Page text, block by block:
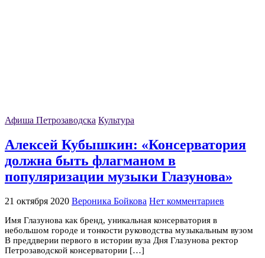
Афиша Петрозаводска Культура
Алексей Кубышкин: «Консерватория
должна быть флагманом в
популяризации музыки Глазунова»
21 октября 2020 Вероника Бойкова Нет комментариев
Имя Глазунова как бренд, уникальная консерватория в
небольшом городе и тонкости руководства музыкальным вузом
В преддверии первого в истории вуза Дня Глазунова ректор
Петрозаводской консерватории […]